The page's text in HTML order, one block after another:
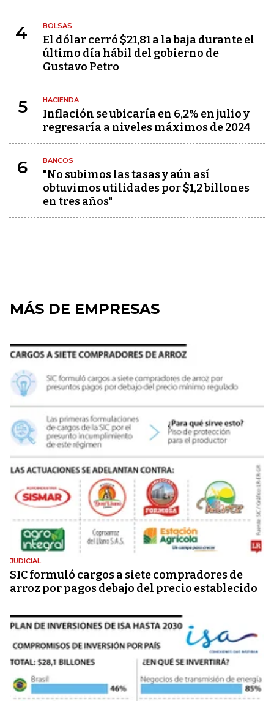
4 BOLSAS
El dólar cerró $21,81 a la baja durante el
último día hábil del gobierno de
Gustavo Petro
5 HACIENDA
Inflación se ubicaría en 6,2% en julio y
regresaría a niveles máximos de 2024
6 BANCOS
"No subimos las tasas y aún así
obtuvimos utilidades por $1,2 billones
en tres años"
MÁS DE EMPRESAS
JUDICIAL
SIC formuló cargos a siete compradores de
arroz por pagos debajo del precio establecido